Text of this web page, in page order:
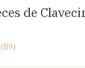
70110de